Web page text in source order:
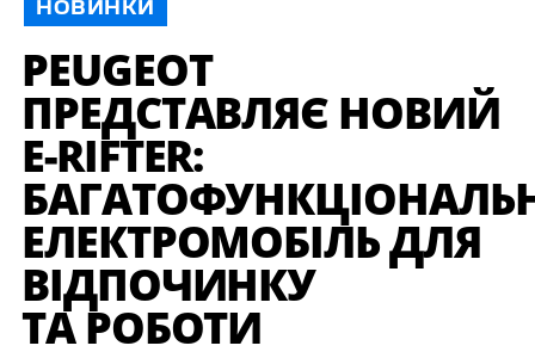
НОВИНКИ
PEUGEOT
ПРЕДСТАВЛЯЄ НОВИЙ
E-RIFTER:
ЕЛЕКТРОМОБІЛЬ ДЛЯ
ВІДПОЧИНКУ
ТА РОБОТИ